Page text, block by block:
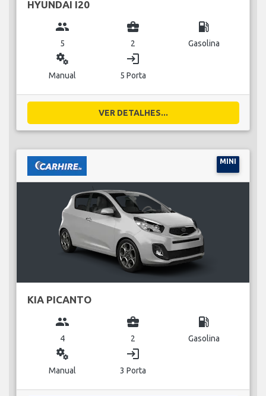
HYUNDAI I20
group
5
business_center
2
local_gas_station
Gasolina
miscellaneous_services
Manual
login
5 Porta
VER DETALHES...
MINI
KIA PICANTO
group
4
business_center
2
local_gas_station
Gasolina
miscellaneous_services
Manual
login
3 Porta